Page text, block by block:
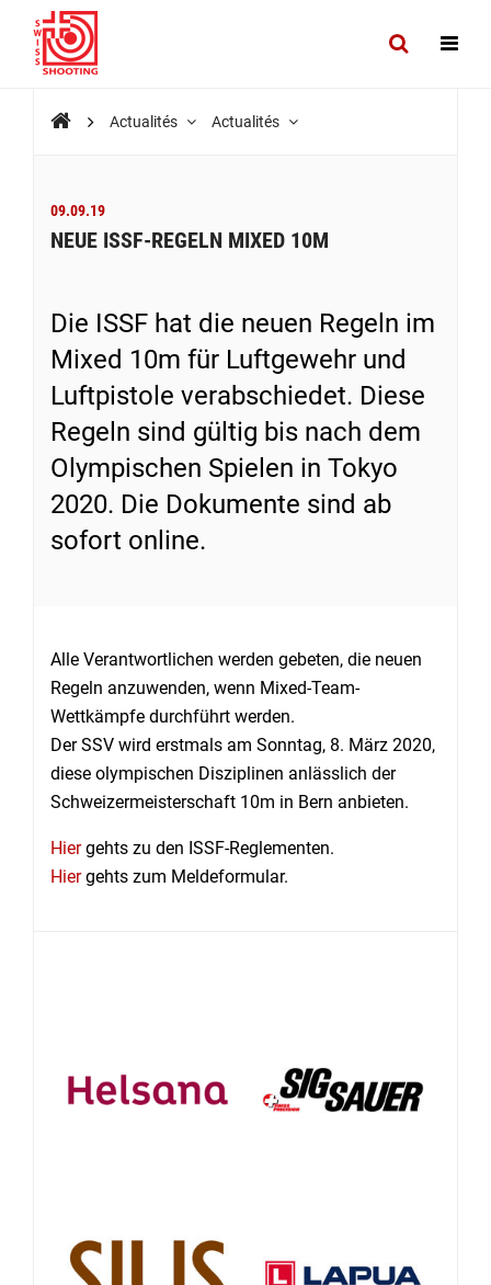
Actualités Actualités
09.09.19
NEUE ISSF-REGELN MIXED 10M
Die ISSF hat die neuen Regeln im
Mixed 10m für Luftgewehr und
Luftpistole verabschiedet. Diese
Regeln sind gültig bis nach dem
Olympischen Spielen in Tokyo
2020. Die Dokumente sind ab
sofort online.
Alle Verantwortlichen werden gebeten, die neuen
Regeln anzuwenden, wenn Mixed-Team-
Wettkämpfe durchführt werden.
Der SSV wird erstmals am Sonntag, 8. März 2020,
diese olympischen Disziplinen anlässlich der
Schweizermeisterschaft 10m in Bern anbieten.
Hiergehts zu den ISSF-Reglementen.
Hiergehts zum Meldeformular.